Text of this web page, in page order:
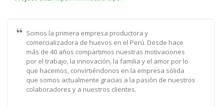
Somos la primera empresa productora y
comercializadora de huevos en el Perú. Desde hace
más de 40 años compartimos nuestras motivaciones
por el trabajo, la innovación, la familia y el amor por lo
que hacemos, convirtiéndonos en la empresa sólida
que somos actualmente gracias a la pasión de nuestros
colaboradores y a nuestros clientes.